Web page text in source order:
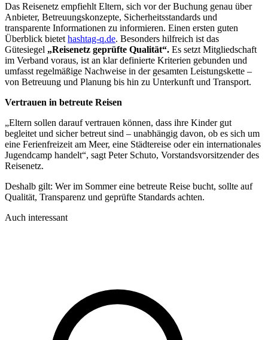
Das Reisenetz empfiehlt Eltern, sich vor der Buchung genau über
Anbieter, Betreuungskonzepte, Sicherheitsstandards und
transparente Informationen zu informieren. Einen ersten guten
Überblick bietet hashtag-q.de. Besonders hilfreich ist das
Gütesiegel „Reisenetz geprüfte Qualität“. Es setzt Mitgliedschaft
im Verband voraus, ist an klar definierte Kriterien gebunden und
umfasst regelmäßige Nachweise in der gesamten Leistungskette –
von Betreuung und Planung bis hin zu Unterkunft und Transport.
Vertrauen in betreute Reisen
„Eltern sollen darauf vertrauen können, dass ihre Kinder gut
begleitet und sicher betreut sind – unabhängig davon, ob es sich um
eine Ferienfreizeit am Meer, eine Städtereise oder ein internationales
Jugendcamp handelt“, sagt Peter Schuto, Vorstandsvorsitzender des
Reisenetz.
Deshalb gilt: Wer im Sommer eine betreute Reise bucht, sollte auf
Qualität, Transparenz und geprüfte Standards achten.
Auch interessant